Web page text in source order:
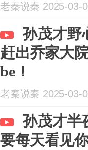
老秦说秦 2025-03-
孙茂才野
赶出乔家大
be！
老秦说秦 2025-03-
孙茂才半
要每天看见